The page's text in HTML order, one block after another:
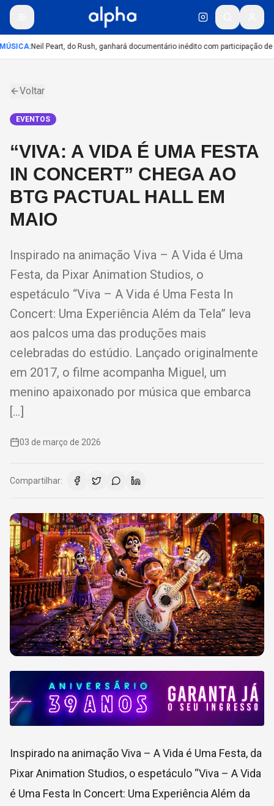
:Neil Peart, do Rush, ganhará documentário inédito com participação de
Voltar
EVENTOS
“VIVA: A VIDA É UMA FESTA
IN CONCERT” CHEGA AO
BTG PACTUAL HALL EM
MAIO
Inspirado na animação Viva – A Vida é Uma
Festa, da Pixar Animation Studios, o
espetáculo “Viva – A Vida é Uma Festa In
Concert: Uma Experiência Além da Tela” leva
aos palcos uma das produções mais
celebradas do estúdio. Lançado originalmente
em 2017, o filme acompanha Miguel, um
menino apaixonado por música que embarca
[…]
03 de março de 2026
Compartilhar:
Inspirado na animaçãoViva – A Vida é Uma Festa, da
Pixar Animation Studios, o espetáculo “Viva – A Vida
é Uma Festa In Concert: Uma Experiência Além da